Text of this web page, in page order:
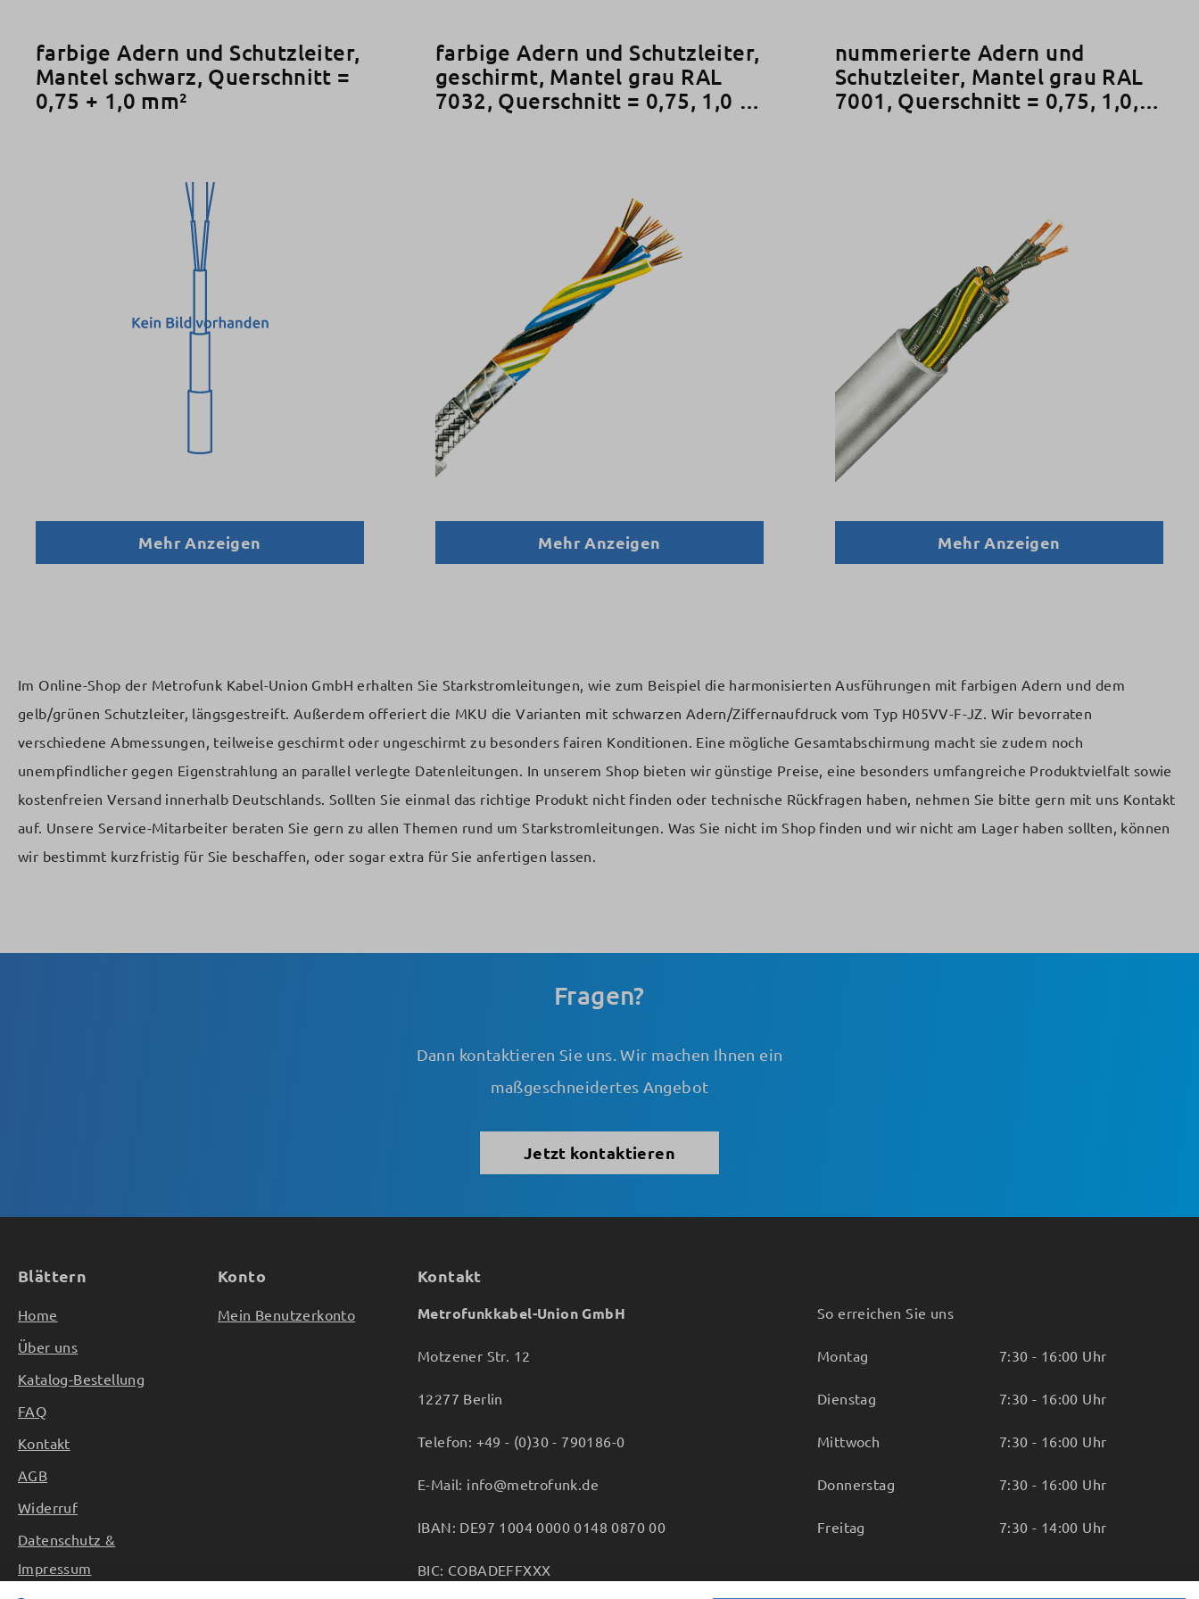
farbige Adern und Schutzleiter,
Mantel schwarz, Querschnitt =
0,75 + 1,0 mm²
Mehr Anzeigen
farbige Adern und Schutzleiter,
geschirmt, Mantel grau RAL
7032, Querschnitt = 0,75, 1,0 +
Mehr Anzeigen
nummerierte Adern und
Schutzleiter, Mantel grau RAL
7001, Querschnitt = 0,75, 1,0,
Mehr Anzeigen
Im Online-Shop der Metrofunk Kabel-Union GmbH erhalten Sie Starkstromleitungen, wie zum Beispiel die harmonisierten Ausführungen mit farbigen Adern und dem
gelb/grünen Schutzleiter, längsgestreift. Außerdem offeriert die MKU die Varianten mit schwarzen Adern/Ziffernaufdruck vom Typ H05VV-F-JZ. Wir bevorraten
verschiedene Abmessungen, teilweise geschirmt oder ungeschirmt zu besonders fairen Konditionen. Eine mögliche Gesamtabschirmung macht sie zudem noch
unempfindlicher gegen Eigenstrahlung an parallel verlegte Datenleitungen. In unserem Shop bieten wir günstige Preise, eine besonders umfangreiche Produktvielfalt sowie
kostenfreien Versand innerhalb Deutschlands. Sollten Sie einmal das richtige Produkt nicht finden oder technische Rückfragen haben, nehmen Sie bitte gern mit uns Kontakt
auf. Unsere Service-Mitarbeiter beraten Sie gern zu allen Themen rund um Starkstromleitungen. Was Sie nicht im Shop finden und wir nicht am Lager haben sollten, können
wir bestimmt kurzfristig für Sie beschaffen, oder sogar extra für Sie anfertigen lassen.
Fragen?
Dann kontaktieren Sie uns. Wir machen Ihnen ein
maßgeschneidertes Angebot
Jetzt kontaktieren
Kontakt
Metrofunkkabel-Union GmbH
Motzener Str. 12
12277 Berlin
Telefon: +49 - (0)30 - 790186-0
E-Mail: info@metrofunk.de
IBAN: DE97 1004 0000 0148 0870 00
BIC: COBADEFFXXX
So erreichen Sie uns
Montag 7:30 - 16:00 Uhr
Dienstag 7:30 - 16:00 Uhr
Mittwoch 7:30 - 16:00 Uhr
Donnerstag 7:30 - 16:00 Uhr
Freitag 7:30 - 14:00 Uhr
Blättern
Home
Über uns
Katalog-Bestellung
FAQ
Kontakt
AGB
Widerruf
Datenschutz &
Impressum
Konto
Mein Benutzerkonto